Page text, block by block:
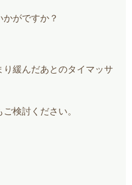
がですか？
緩んだあとのタイマッサ
検討ください。